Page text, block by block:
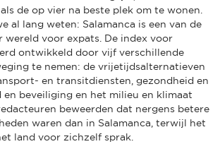
de op vier na beste plek om te wonen.
al lang weten: Salamanca is een van de
wereld voor expats. De index voor
ontwikkeld door vijf verschillende
te nemen: de vrijetijdsalternatieven
en transitdiensten, gezondheid en
beveiliging en het milieu en klimaat
beweerden dat nergens betere
waren dan in Salamanca, terwijl het
land voor zichzelf sprak.